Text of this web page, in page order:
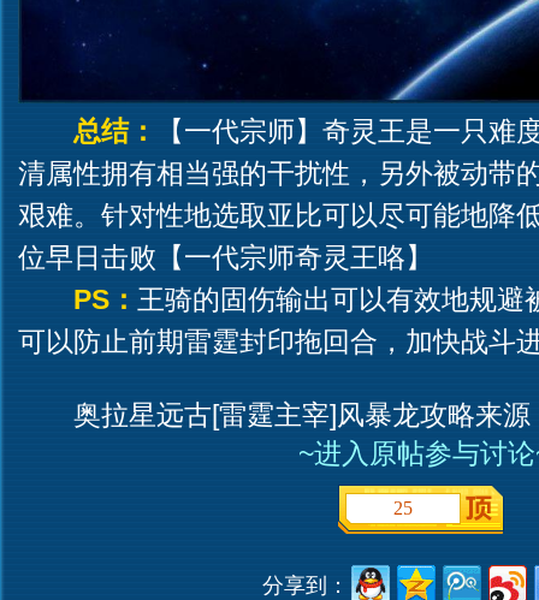
总结：
【一代宗师】奇灵王是一只难
清属性拥有相当强的干扰性，另外被动带
艰难。针对性地选取亚比可以尽可能地降
位早日击败【一代宗师奇灵王咯】
PS： 王骑的固伤输出可以有效地规避
可以防止前期雷霆封印拖回合，加快战斗
奥拉星远古[雷霆主宰]风暴龙攻略来源
~进入原帖参与讨
25
分享到：